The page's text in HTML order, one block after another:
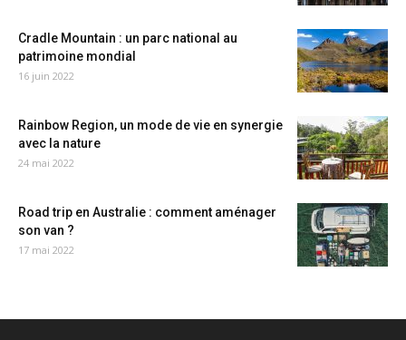
Cradle Mountain : un parc national au
patrimoine mondial
16 juin 2022
Rainbow Region, un mode de vie en synergie
avec la nature
24 mai 2022
Road trip en Australie : comment aménager
son van ?
17 mai 2022